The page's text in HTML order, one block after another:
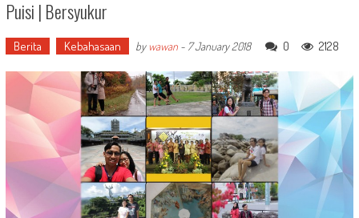
Puisi | Bersyukur
Berita Kebahasaan by wawan- 7 January 2018 0 2128